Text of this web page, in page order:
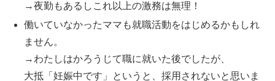
→夜勤もあるしこれ以上の激務は無理！
働いていなかったママも就職活動をはじめるかもしれ
ません。
→わたしはかろうじて職に就いた後でしたが、
大抵「妊娠中です」というと、採用されないと思いま